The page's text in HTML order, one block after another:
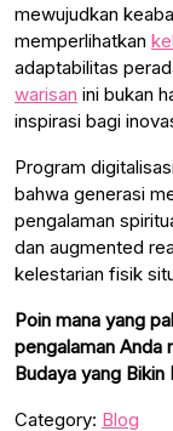
mewujudkan
memperlihatkan
adaptabilitas
warisan ini bukan
inspirasi bagi
Program
bahwa generasi
pengalaman
dan augmented
kelestarian fisik
Poin mana yang
pengalaman Anda
Budaya yang
Category: Blog